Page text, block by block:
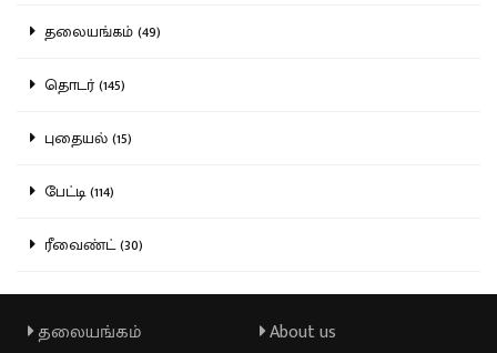
தலையங்கம் (49)
தொடர் (145)
புதையல் (15)
பேட்டி (114)
ரீவைண்ட் (30)
தலையங்கம்
About us